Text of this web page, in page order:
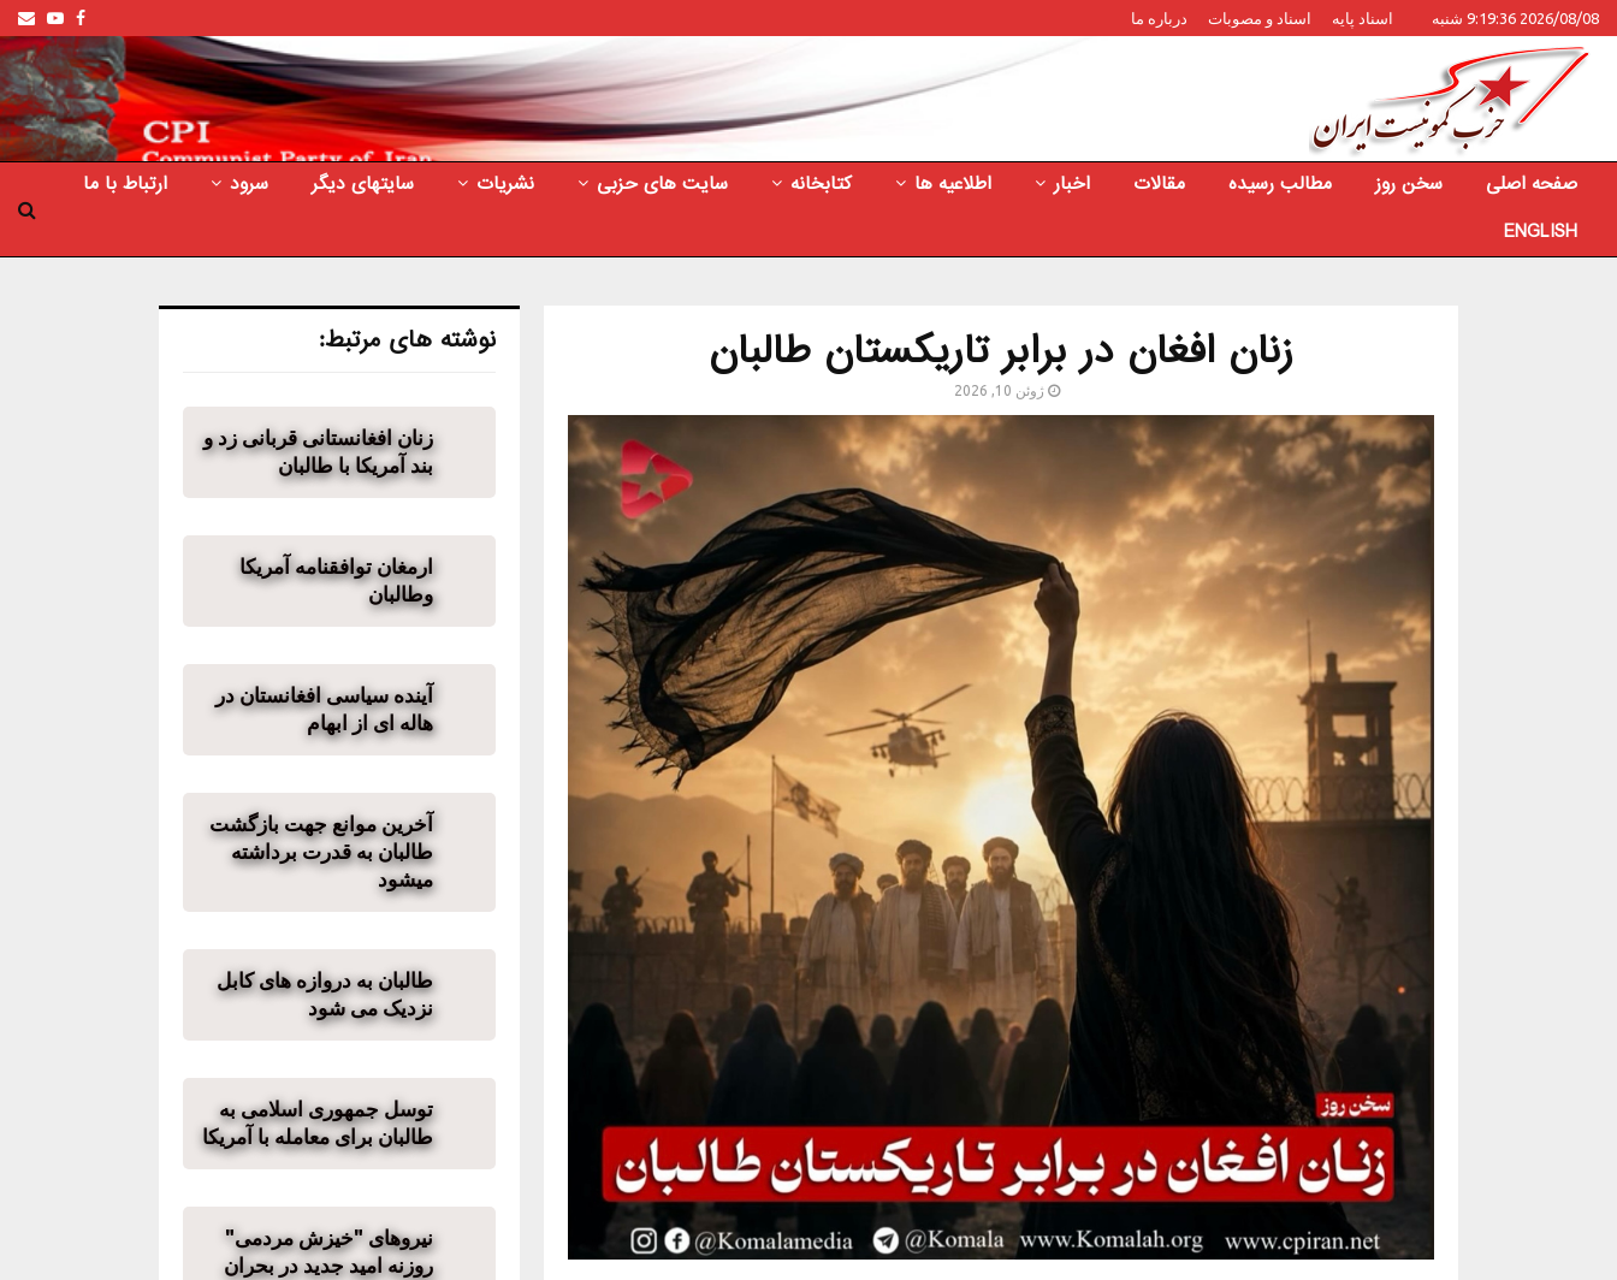
2026/08/08 9:19:36 شنبه اسناد پایه اسناد و مصوبات درباره ما Facebook
صفحه اصلی سخن روز مطالب رسیده مقالات اخبار اطلاعیه ها کتابخانه سایت های حزبی نشریات سایتهای دیگر سرود
ارتباط با ما
ENGLISH
زنان افغان در برابر تاریکستان طالبان
ژوئن 10, 2026
نوشته های مرتبط:
زنان افغانستانی قربانی زد و
بند آمریکا با طالبان
ارمغان توافقنامه آمریکا
وطالبان
آینده سیاسی افغانستان در
هاله ای از ابهام
آخرین موانع جهت بازگشت
طالبان به قدرت برداشته
میشود
طالبان به دروازه های کابل
نزدیک می شود
توسل جمهوری اسلامی به
طالبان برای معامله با آمریکا
نیروهای "خیزش مردمی"
روزنه امید جدید در بحران